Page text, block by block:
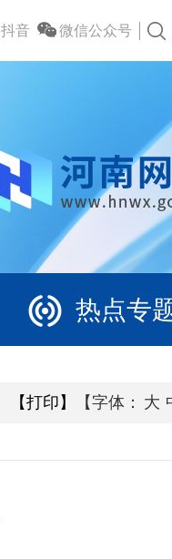
微信公众号
抖音
热点专
【打印】 【字体： 大